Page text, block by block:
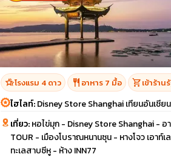
hotel_classโรงแรม 4 ดาว restaurant อาหาร 7 มื้อ shopping_cartเข้าร้าน
ไฮไลท์:Disney Store Shanghai เทียนอันเชี
เที่ยว:หอไข่มุก - Disney Store Shanghai - อ
TOUR - เมืองโบราณหนานซุน - หางโจว เอา
ทะเลสาบซีหู - ห้าง INN77